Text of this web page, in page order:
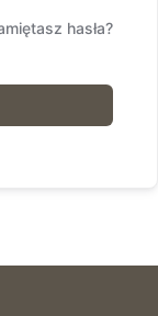
hasła?